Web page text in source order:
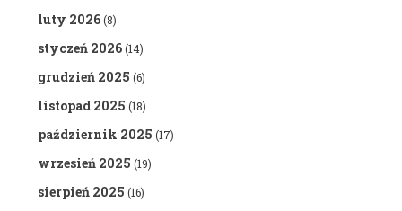
luty 2026(8)
styczeń 2026(14)
grudzień 2025 (6)
listopad 2025 (18)
październik 2025 (17)
wrzesień 2025 (19)
sierpień 2025 (16)